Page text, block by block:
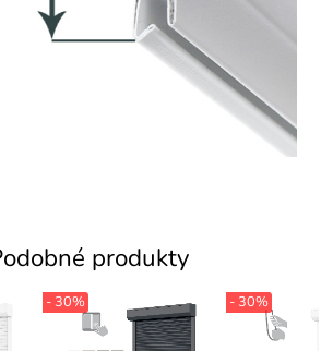
produkty
- 30% - 30%